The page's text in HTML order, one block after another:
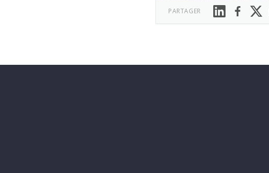
PARTAGER LinkedinFacebook
X